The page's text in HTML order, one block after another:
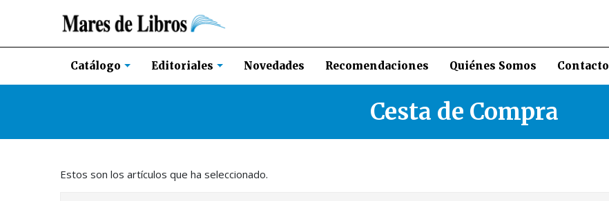
Catálogo Editoriales Novedades Recomendaciones Quiénes Somos Contacto
Cesta de Compra
Estos son los artículos que ha seleccionado.